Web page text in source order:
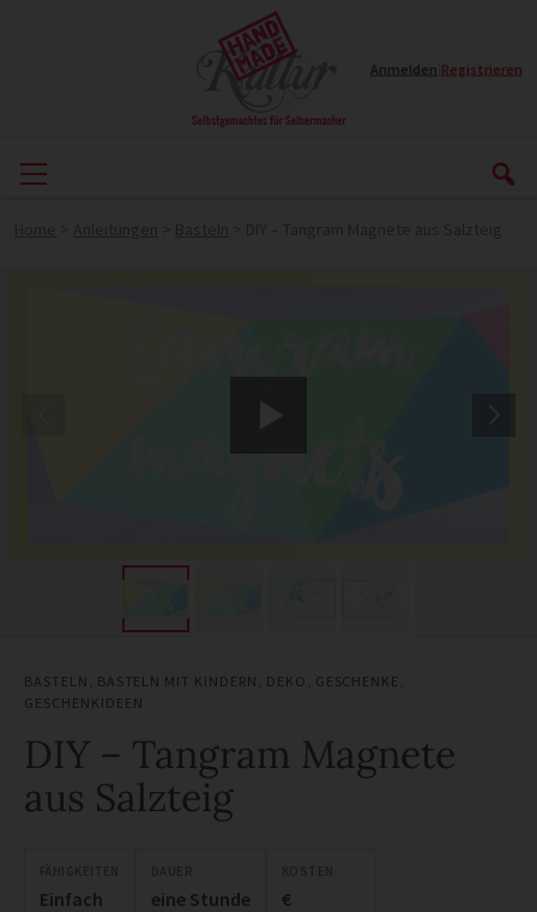
Anmelden Registrieren
BASTELN BASTELN MIT KINDERN DEKO GESCHENKE
GESCHENKIDEEN
DIY – Tangram Magnete
aus Salzteig
Einfach eine Stunde €